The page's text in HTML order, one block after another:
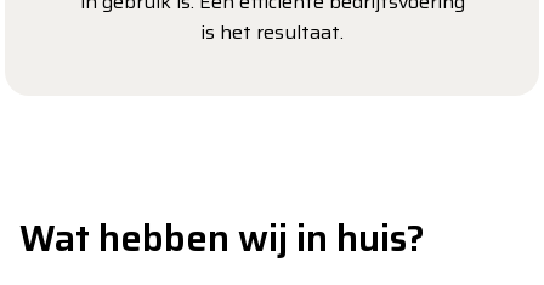
is het resultaat.
Wat hebben wij in huis?